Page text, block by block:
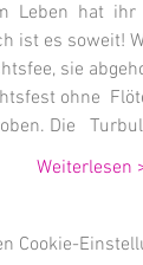
hat
ist es soweit!
sie
ohne
Die
Weiterlesen
Cookie-